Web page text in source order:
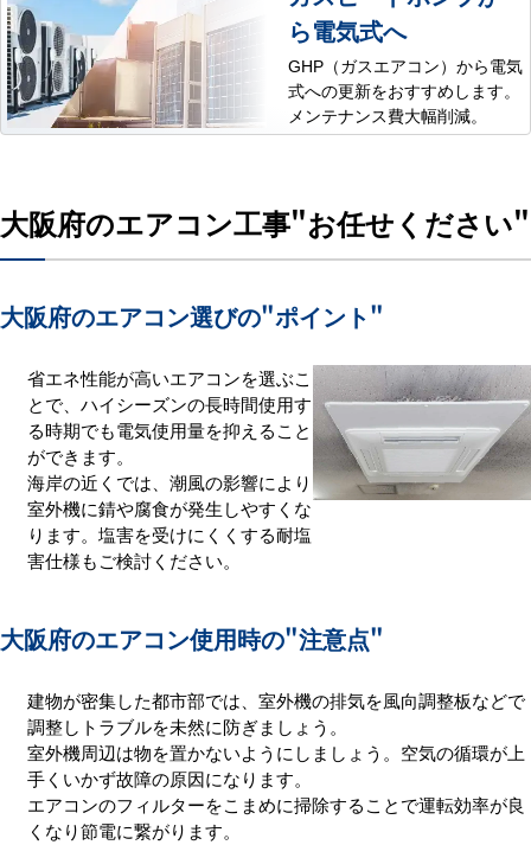
ら電気式へ
GHP（ガスエアコン）から電気
式への更新をおすすめします。
メンテナンス費大幅削減。
大阪府のエアコン工事"お任せください"
大阪府のエアコン選びの"ポイント"
省エネ性能が高いエアコンを選ぶこ
とで、ハイシーズンの長時間使用す
る時期でも電気使用量を抑えること
ができます。
海岸の近くでは、潮風の影響により
室外機に錆や腐食が発生しやすくな
ります。塩害を受けにくくする耐塩
害仕様もご検討ください。
大阪府のエアコン使用時の"注意点"
建物が密集した都市部では、室外機の排気を風向調整板などで
調整しトラブルを未然に防ぎましょう。
室外機周辺は物を置かないようにしましょう。空気の循環が上
手くいかず故障の原因になります。
エアコンのフィルターをこまめに掃除することで運転効率が良
くなり節電に繋がります。